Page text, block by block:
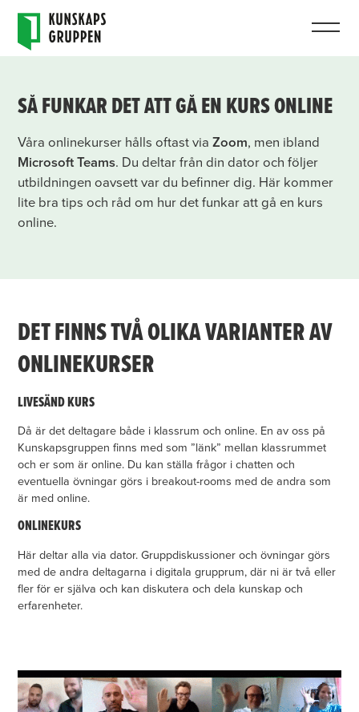
SÅ FUNKAR DET ATT GÅ EN KURS ONLINE
Våra onlinekurser hålls oftast viaZoom, men ibland
Microsoft Teams. Du deltar från din dator och följer
utbildningen oavsett var du befinner dig. Här kommer
lite bra tips och råd om hur det funkar att gå en kurs
online.
DET FINNS TVÅ OLIKA VARIANTER AV
ONLINEKURSER
LIVESÄND KURS
Då är det deltagare både i klassrum och online. En av oss på
Kunskapsgruppen finns med som ”länk” mellan klassrummet
och er som är online. Du kan ställa frågor i chatten och
eventuella övningar görs i breakout-rooms med de andra som
är med online.
ONLINEKURS
Här deltar alla via dator. Gruppdiskussioner och övningar görs
med de andra deltagarna i digitala grupprum, där ni är två eller
fler för er själva och kan diskutera och dela kunskap och
erfarenheter.